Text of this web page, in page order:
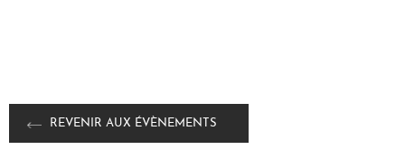
REVENIR AUX ÉVÈNEMENTS